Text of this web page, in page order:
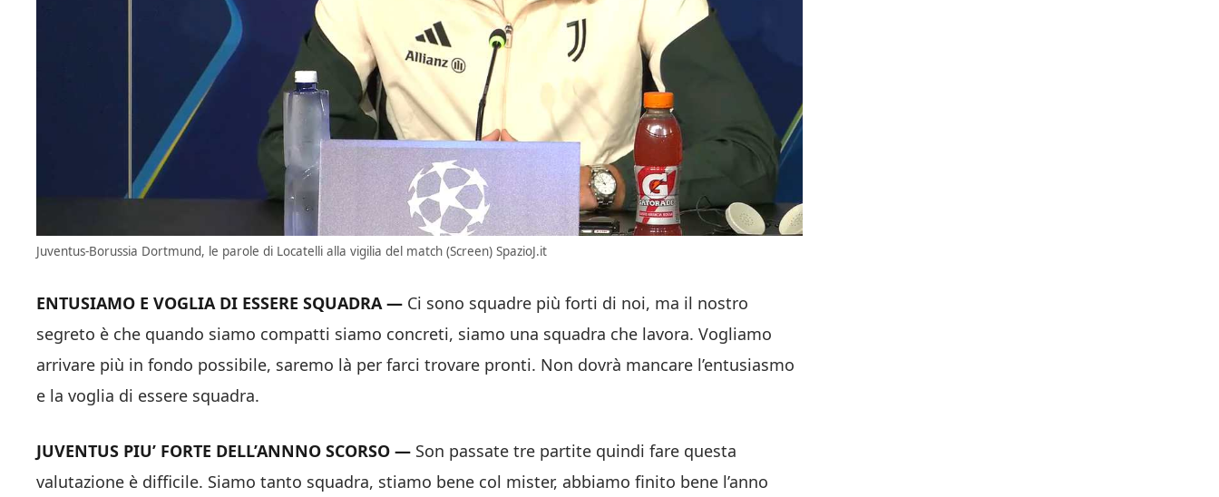
Juventus-Borussia Dortmund, le parole di Locatelli alla vigilia del match (Screen) SpazioJ.it
ENTUSIAMO E VOGLIA DI ESSERE SQUADRA — Ci sono squadre più forti di noi, ma il nostro
segreto è che quando siamo compatti siamo concreti, siamo una squadra che lavora. Vogliamo
arrivare più in fondo possibile, saremo là per farci trovare pronti. Non dovrà mancare l’entusiasmo
e la voglia di essere squadra.
JUVENTUS PIU’ FORTE DELL’ANNNO SCORSO — Son passate tre partite quindi fare questa
valutazione è difficile. Siamo tanto squadra, stiamo bene col mister, abbiamo finito bene l’anno